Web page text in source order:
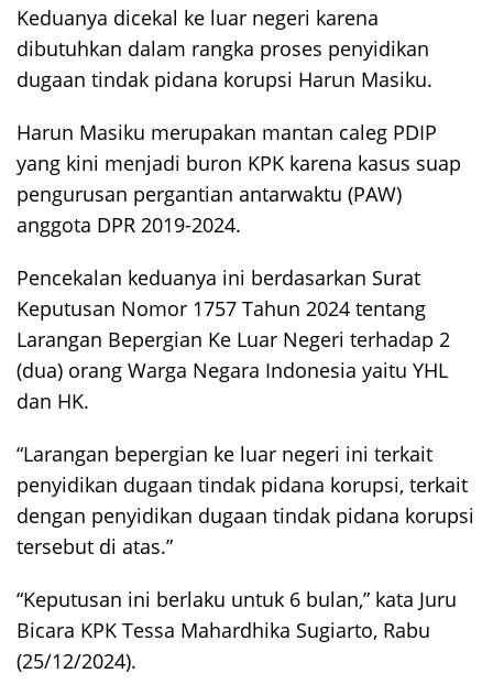
Keduanya dicekal ke luar negeri karena
dibutuhkan dalam rangka proses penyidikan
dugaan tindak pidana korupsi Harun Masiku.
Harun Masiku merupakan mantan caleg PDIP
yang kini menjadi buron KPK karena kasus suap
pengurusan pergantian antarwaktu (PAW)
anggota DPR 2019-2024.
Pencekalan keduanya ini berdasarkan Surat
Keputusan Nomor 1757 Tahun 2024 tentang
Larangan Bepergian Ke Luar Negeri terhadap 2
(dua) orang Warga Negara Indonesia yaitu YHL
dan HK.
“Larangan bepergian ke luar negeri ini terkait
penyidikan dugaan tindak pidana korupsi, terkait
dengan penyidikan dugaan tindak pidana korupsi
tersebut di atas.”
“Keputusan ini berlaku untuk 6 bulan,” kata Juru
Bicara KPK Tessa Mahardhika Sugiarto, Rabu
(25/12/2024).